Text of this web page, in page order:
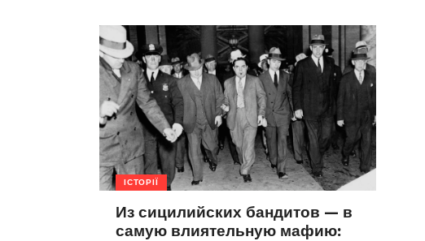
ІСТОРІЇ
Из сицилийских бандитов — в
самую влиятельную мафию: